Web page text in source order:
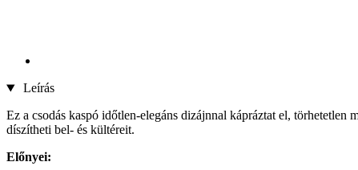
Leírás
Ez a csodás kaspó időtlen-elegáns dizájnnal kápráztat el,
díszítheti bel- és kültéreit.
Előnyei: